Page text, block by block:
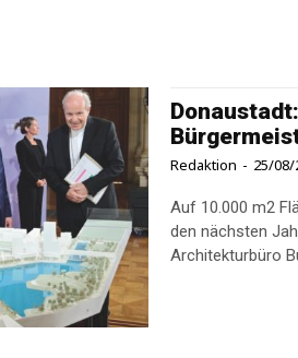
Redaktion - 25/08/
Auf 10.000 m2
den nächsten
Architekturbüro